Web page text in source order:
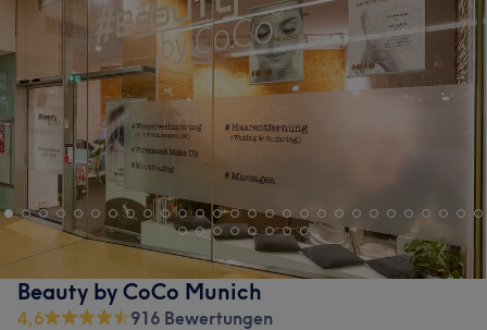
Beauty by CoCo Munich
4,6
916 Bewertungen